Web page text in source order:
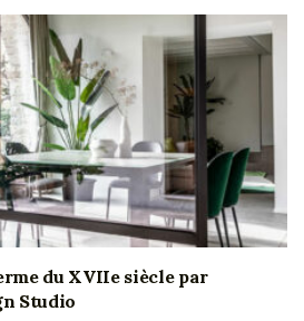
du XVIIe siècle par
Studio